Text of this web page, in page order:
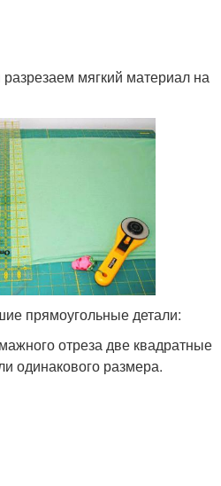
мягкий материал на
прямоугольные детали:
отреза две квадратные
одинакового размера.